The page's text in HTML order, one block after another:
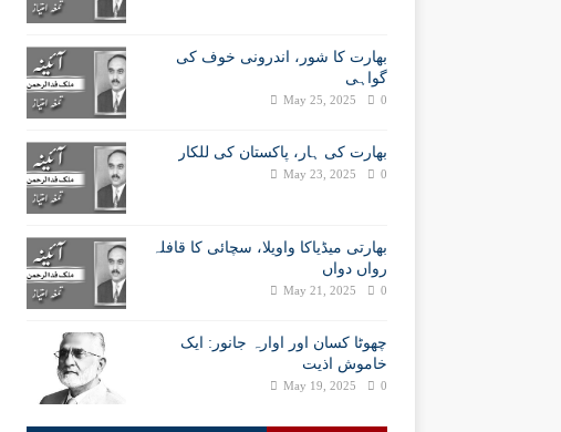
بھارت کا شور، اندرونی خوف کی
گواہی
May 25, 2025 0
بھارت کی ہار، پاکستان کی للکار
May 23, 2025 0
بھارتی میڈیاکا واویلا، سچائی کا قافلہ
رواں دواں
May 21, 2025 0
چھوٹا کسان اور اوارہ جانور: ایک
خاموش اذیت
May 19, 2025 0